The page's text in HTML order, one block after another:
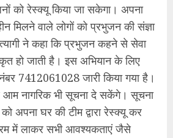
को रेस्क्यू किया जा सकेगा। अपना
मिलने वाले लोगों को प्रभुजन की संज्ञा
ने कहा कि प्रभुजन कहने से सेवा
हो जाती है। इस अभियान के लिए
नंबर 7412061028 जारी किया गया है।
आम नागरिक भी सूचना दे सकेंगे। सूचना
अपना घर की टीम द्वारा रेस्क्यू कर
में लाकर सभी आवश्यकताएं जैसे